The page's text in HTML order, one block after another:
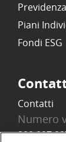
Piani
Fondi ESG
Contatti
Numero
800 097